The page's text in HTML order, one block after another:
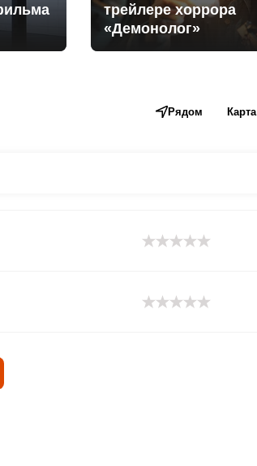
трейлере хоррора
«Демонолог»
Рядом Карта